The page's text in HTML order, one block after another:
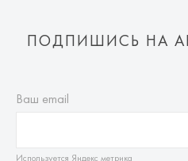
ПОДПИШИСЬ НА
Ваш email
Используется Яндекс метрика